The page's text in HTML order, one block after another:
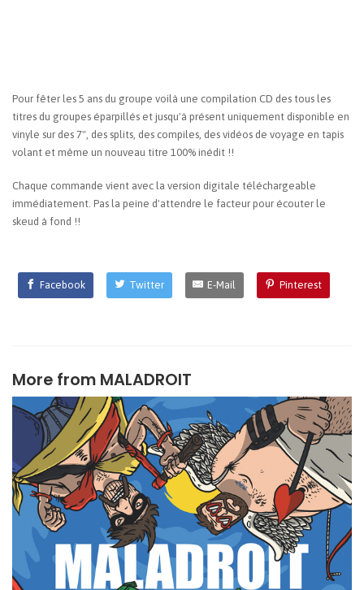
Pour fêter les 5 ans du groupe voilà une compilation CD des tous les
titres du groupes éparpillés et jusqu'à présent uniquement disponible en
vinyle sur des 7", des splits, des compiles, des vidéos de voyage en tapis
volant et même un nouveau titre 100% inédit !!
Chaque commande vient avec la version digitale téléchargeable
immédiatement. Pas la peine d'attendre le facteur pour écouter le
skeud à fond !!
Facebook Twitter E-Mail Pinterest
More from MALADROIT